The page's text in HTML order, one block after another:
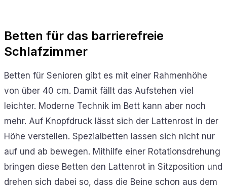
Betten für das barrierefreie
Schlafzimmer
Betten für Senioren gibt es mit einer Rahmenhöhe
von über 40 cm. Damit fällt das Aufstehen viel
leichter. Moderne Technik im Bett kann aber noch
mehr. Auf Knopfdruck lässt sich der Lattenrost in der
Höhe verstellen. Spezialbetten lassen sich nicht nur
auf und ab bewegen. Mithilfe einer Rotationsdrehung
bringen diese Betten den Lattenrot in Sitzposition und
drehen sich dabei so, dass die Beine schon aus dem